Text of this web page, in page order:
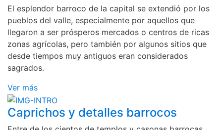
El esplendor barroco de la capital se extendió por los
pueblos del valle, especialmente por aquellos que
llegaron a ser prósperos mercados o centros de ricas
zonas agrícolas, pero también por algunos sitios que
desde tiempos muy antiguos eran considerados
sagrados.
Ver más
Caprichos y detalles barrocos